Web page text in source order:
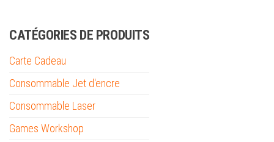
CATÉGORIES DE PRODUITS
Carte Cadeau
Consommable Jet d'encre
Consommable Laser
Games Workshop